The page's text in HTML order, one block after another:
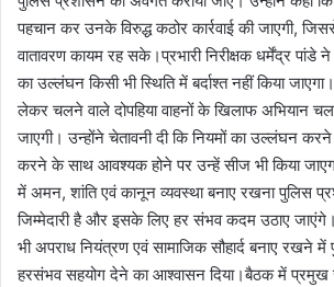
पहचान कर उनके विरुद्ध कठोर कार्रवाई की जाएगी,
वातावरण कायम रह सके।प्रभारी निरीक्षक धर्मेंद्र पांडे ने
का उल्लंघन किसी भी स्थिति में बर्दाश्त नहीं किया
लेकर चलने वाले दोपहिया वाहनों के खिलाफ अभियान
जाएगी। उन्होंने चेतावनी दी कि नियमों का उल्लंघन करने
करने के साथ आवश्यक होने पर उन्हें सीज भी किया
में अमन, शांति एवं कानून व्यवस्था बनाए रखना पुलिस
जिम्मेदारी है और इसके लिए हर संभव कदम उठाए
भी अपराध नियंत्रण एवं सामाजिक सौहार्द बनाए रखने
हरसंभव सहयोग देने का आश्वासन दिया।बैठक में